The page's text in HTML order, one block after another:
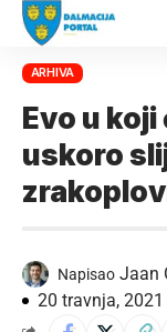
ARHIVA
Evo u
uskoro
Napisao Jaan
20 travnja, 2021